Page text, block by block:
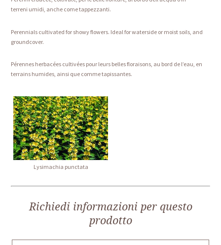
terreni umidi, anche come tappezzanti.
Perennials cultivated for showy flowers. Ideal for waterside or moist soils, and
groundcover.
Pérennes herbacées cultivées pour leurs belles floraisons, au bord de l’eau, en
terrains humides, ainsi que comme tapissantes.
Lysimachia punctata
Richiedi informazioni per questo
prodotto